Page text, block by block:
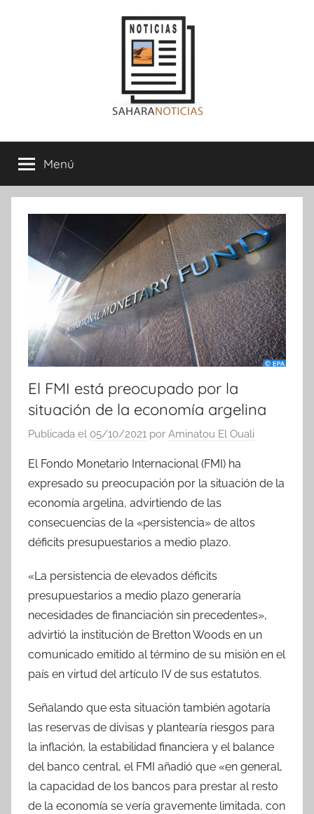
Sahara
Noticias
Menú
El FMI está preocupado por la
situación de la economía argelina
Publicada el 05/10/2021 por Aminatou El Ouali
El Fondo Monetario Internacional (FMI) ha
expresado su preocupación por la situación de la
economía argelina, advirtiendo de las
consecuencias de la «persistencia» de altos
déficits presupuestarios a medio plazo.
«La persistencia de elevados déficits
presupuestarios a medio plazo generaría
necesidades de financiación sin precedentes»,
advirtió la institución de Bretton Woods en un
comunicado emitido al término de su misión en el
país en virtud del artículo IV de sus estatutos.
Señalando que esta situación también agotaría
las reservas de divisas y plantearía riesgos para
la inflación, la estabilidad financiera y el balance
del banco central, el FMI añadió que «en general,
la capacidad de los bancos para prestar al resto
de la economía se vería gravemente limitada, con